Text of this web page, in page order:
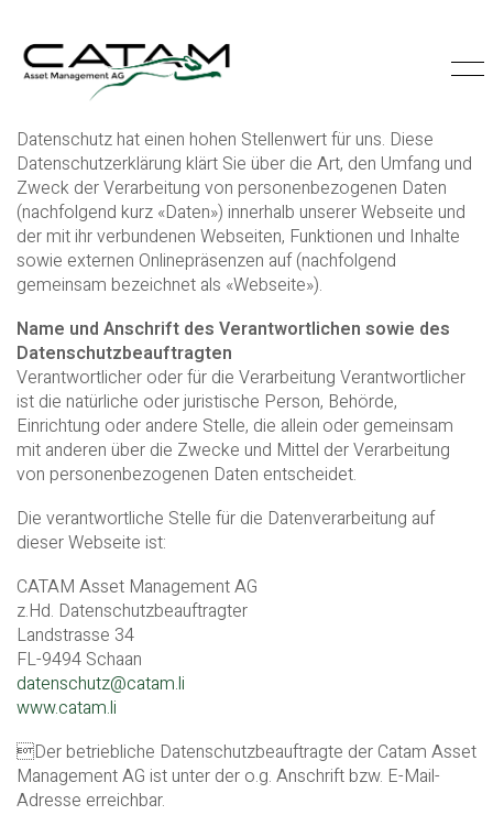
Datenschutz hat einen hohen Stellenwert für uns. Diese
Datenschutzerklärung klärt Sie über die Art, den Umfang und
Zweck der Verarbeitung von personenbezogenen Daten
(nachfolgend kurz «Daten») innerhalb unserer Webseite und
der mit ihr verbundenen Webseiten, Funktionen und Inhalte
sowie externen Onlinepräsenzen auf (nachfolgend
gemeinsam bezeichnet als «Webseite»).
Name und Anschrift des Verantwortlichen sowie des
Datenschutzbeauftragten
Verantwortlicher oder für die Verarbeitung Verantwortlicher
ist die natürliche oder juristische Person, Behörde,
Einrichtung oder andere Stelle, die allein oder gemeinsam
mit anderen über die Zwecke und Mittel der Verarbeitung
von personenbezogenen Daten entscheidet.
Die verantwortliche Stelle für die Datenverarbeitung auf
dieser Webseite ist:
CATAM Asset Management AG
z.Hd. Datenschutzbeauftragter
Landstrasse 34
FL-9494 Schaan
datenschutz@catam.li
www.catam.li
Der betriebliche Datenschutzbeauftragte der Catam Asset
Management AG ist unter der o.g. Anschrift bzw. E-Mail-
Adresse erreichbar.